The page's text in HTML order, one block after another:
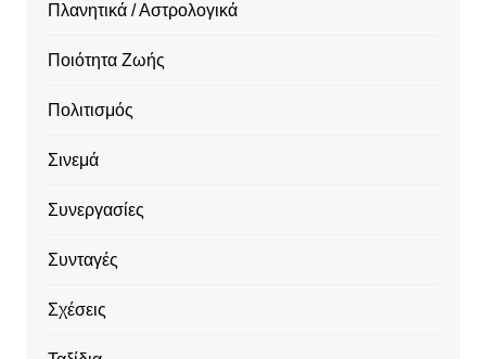
Πλανητικά / Αστρολογικά
Ποιότητα Ζωής
Πολιτισμός
Σινεμά
Συνεργασίες
Συνταγές
Σχέσεις